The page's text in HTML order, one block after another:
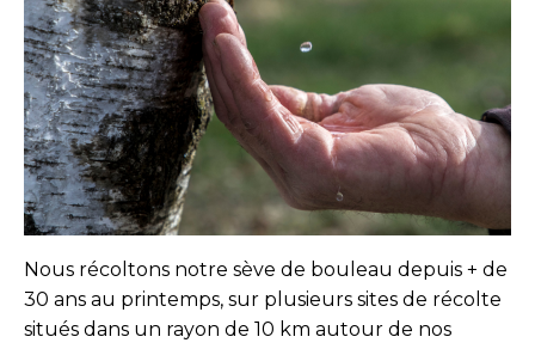
Nous récoltons notre sève de bouleau depuis + de
30 ans au printemps, sur plusieurs sites de récolte
situés dans un rayon de 10 km autour de nos